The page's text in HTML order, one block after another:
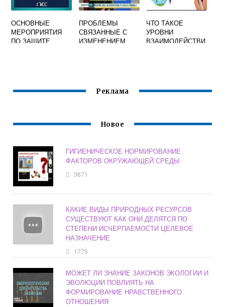
ОСНОВНЫЕ
МЕРОПРИЯТИЯ
ПО ЗАЩИТЕ
ПРОБЛЕМЫ
СВЯЗАННЫЕ С
ИЗМЕНЕНИЕМ
ЧТО ТАКОЕ
УРОВНИ
ВЗАИМОДЕЙСТВИ
Реклама
Новое
ГИГИЕНИЧЕСКОЕ НОРМИРОВАНИЕ
ФАКТОРОВ ОКРУЖАЮЩЕЙ СРЕДЫ
3671
КАКИЕ ВИДЫ ПРИРОДНЫХ РЕСУРСОВ
СУЩЕСТВУЮТ КАК ОНИ ДЕЛЯТСЯ ПО
СТЕПЕНИ ИСЧЕРПАЕМОСТИ ЦЕЛЕВОЕ
НАЗНАЧЕНИЕ
1775
МОЖЕТ ЛИ ЗНАНИЕ ЗАКОНОВ ЭКОЛОГИИ И
ЭВОЛЮЦИИ ПОВЛИЯТЬ НА
ФОРМИРОВАНИЕ НРАВСТВЕННОГО
ОТНОШЕНИЯ